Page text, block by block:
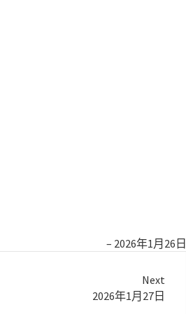
2026年1月26日
Next
2026年1月27日